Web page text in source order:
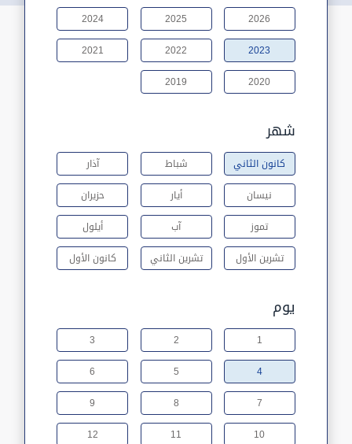
2026
2025
2024
2023
2022
2021
2020
2019
شهر
كانون الثاني شباط
آذار
نيسان
أيار
حزيران
تموز
آب
أيلول
تشرين الأول
تشرين الثاني كانون الأول
يوم
1
2
3
4
5
6
7
8
9
10
11
12